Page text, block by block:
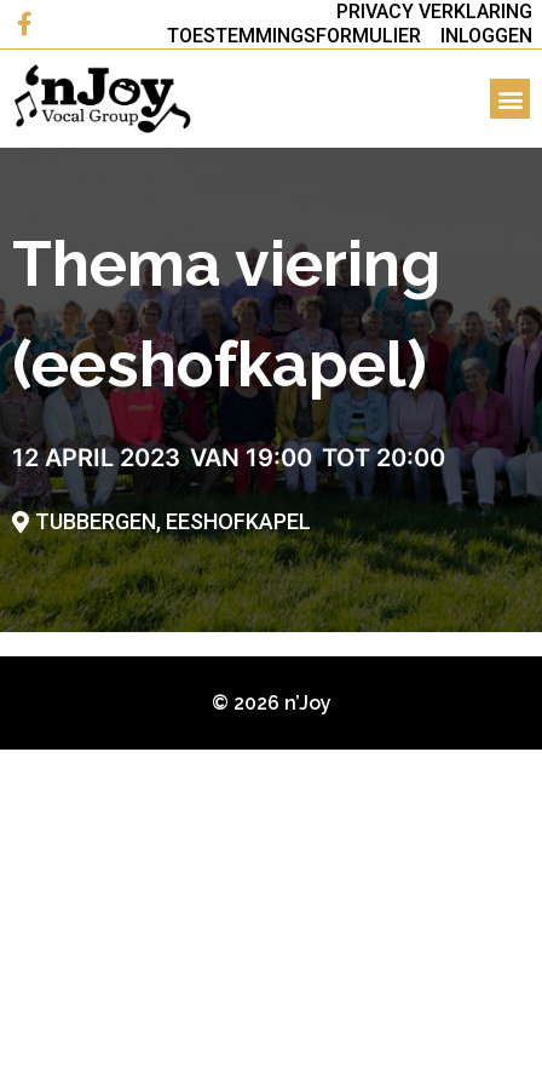
PRIVACY VERKLARING
TOESTEMMINGSFORMULIER
INLOGGEN
Thema viering
(eeshofkapel)
12 APRIL 2023 VAN 19:00 TOT 20:00
TUBBERGEN, EESHOFKAPEL
© 2026 n’Joy